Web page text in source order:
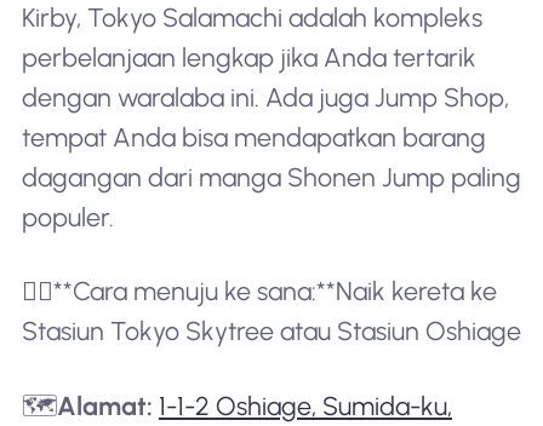
Kirby, Tokyo Salamachi adalah kompleks
perbelanjaan lengkap jika Anda tertarik
dengan waralaba ini. Ada juga Jump Shop,
tempat Anda bisa mendapatkan barang
dagangan dari manga Shonen Jump paling
populer.
🚶‍♂️**Cara menuju ke sana:**Naik kereta ke
Stasiun Tokyo Skytree atau Stasiun Oshiage
🗺️Alamat: 1-1-2 Oshiage, Sumida-ku,